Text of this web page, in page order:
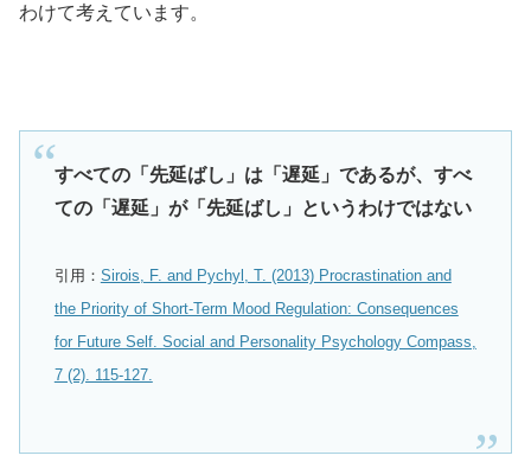
わけて考えています。
すべての「先延ばし」は「遅延」であるが、すべ
ての「遅延」が「先延ばし」というわけではない
引用： Sirois, F. and Pychyl, T. (2013) Procrastination and
the Priority of Short-Term Mood Regulation: Consequences
for Future Self. Social and Personality Psychology Compass,
7 (2). 115-127.